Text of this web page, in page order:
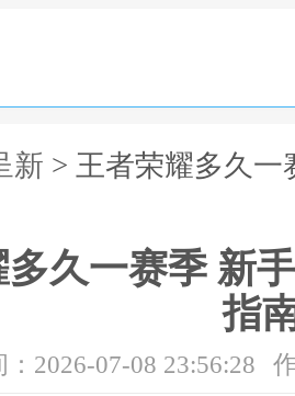
新 > 王者荣耀多久一
久一赛季 新
指
：2026-07-08 23:56:28